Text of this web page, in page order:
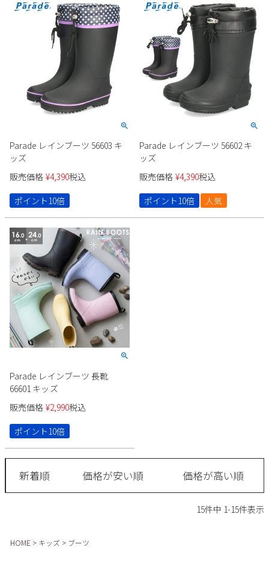
Parade レインブーツ 56603 キ
ッズ
販売価格 ¥4,390税込
ポイント10倍
Parade レインブーツ 56602 キ
ッズ
販売価格 ¥4,390税込
ポイント10倍
人気
Parade レインブーツ 長靴
66601 キッズ
販売価格 ¥2,990税込
ポイント10倍
新着順 価格が安い順 価格が高い順
15件中 1-15件表示
HOME キッズ ブーツ